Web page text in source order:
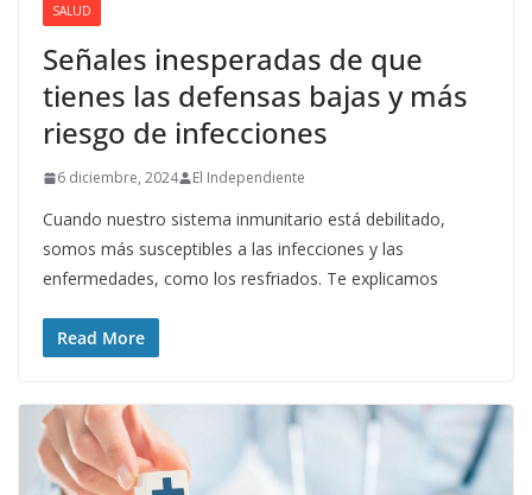
SALUD
Señales inesperadas de que
tienes las defensas bajas y más
riesgo de infecciones
6 diciembre, 2024 El Independiente
Cuando nuestro sistema inmunitario está debilitado,
somos más susceptibles a las infecciones y las
enfermedades, como los resfriados. Te explicamos
Read More